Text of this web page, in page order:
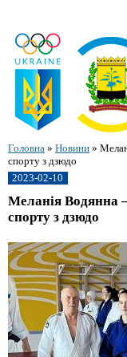
Головна » Новини »
спорту з дзюдо
2023-02-10
Меланія Водянна
спорту з дзюдо